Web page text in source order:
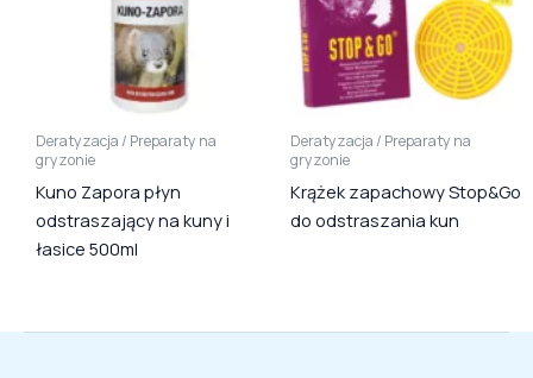
Deratyzacja / Preparaty na
gryzonie
Kuno Zapora płyn
odstraszający na kuny i
łasice 500ml
Deratyzacja / Preparaty na
gryzonie
Krążek zapachowy Stop&Go
do odstraszania kun